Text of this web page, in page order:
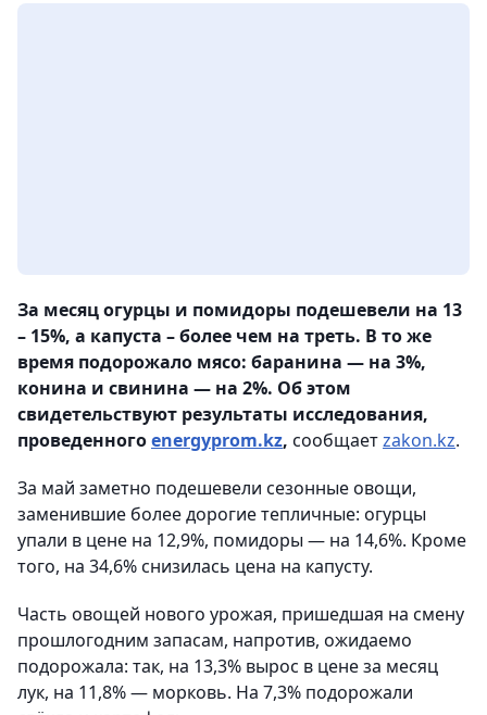
За месяц огурцы и помидоры подешевели на 13
– 15%, а капуста – более чем на треть. В то же
время подорожало мясо: баранина — на 3%,
конина и свинина — на 2%. Об этом
свидетельствуют результаты исследования,
проведенногоenergyprom.kz, сообщаетzakon.kz.
За май заметно подешевели сезонные овощи,
заменившие более дорогие тепличные: огурцы
упали в цене на 12,9%, помидоры — на 14,6%. Кроме
того, на 34,6% снизилась цена на капусту.
Часть овощей нового урожая, пришедшая на смену
прошлогодним запасам, напротив, ожидаемо
подорожала: так, на 13,3% вырос в цене за месяц
лук, на 11,8% — морковь. На 7,3% подорожали